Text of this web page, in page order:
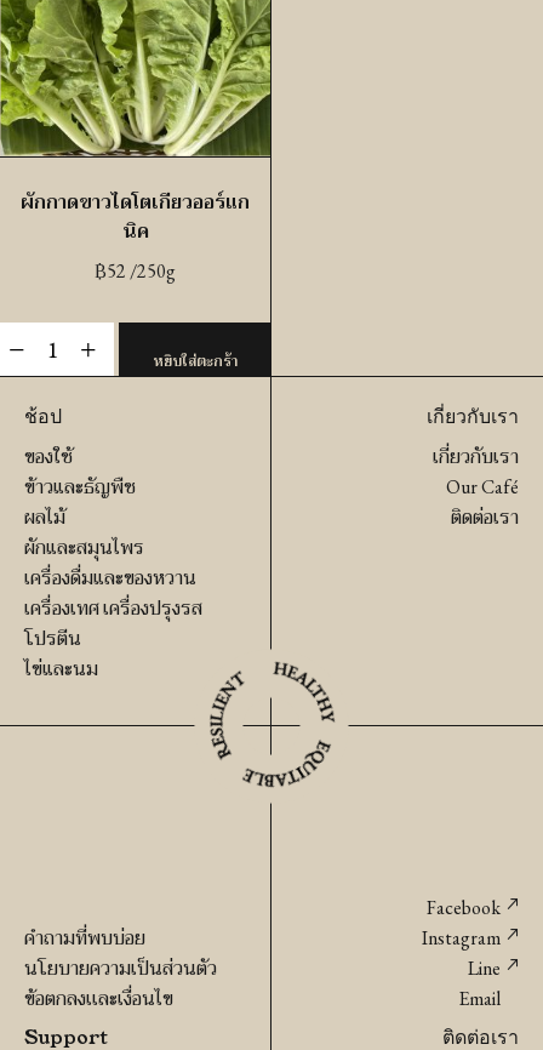
ชิ้น
ผักกาดขาวไดโตเกียวออร์แก
นิค
฿52 /250g
จำนวน
ผัก
กาด
เกีย
นิค
หยิบใส่ตะกร้า
ช้อป
ของใช้
ข้าวและธัญพืช
ผลไม้
ผักและสมุนไพร
เครื่องดื่มและของหวาน
เครื่องเทศ เครื่องปรุงรส
โปรตีน
ไข่และนม
เกี่ยวกับเรา
เกี่ยวกับเรา
Our Café
ติดต่อเรา
Support
คำถามที่พบบ่อย
นโยบายความเป็นส่วนตัว
ข้อตกลงเเละเงื่อนไข
ติดต่อเรา
Facebook
Instagram
Line
Email